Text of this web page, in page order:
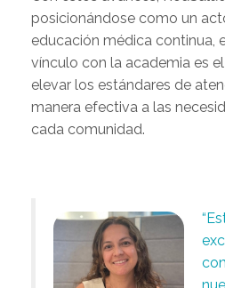
posicionándose como un
educación médica continua,
vínculo con la academia es
elevar los estándares de
manera efectiva a las
cada comunidad.